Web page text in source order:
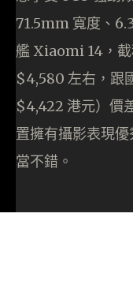
71.5mm 寬度、
艦 Xiaomi 14，截
$4,580 左右，跟
$4,422 港元）價
置擁有攝影表現
當不錯。